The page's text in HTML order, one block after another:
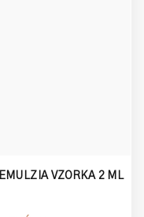
VZORKA 2 ML